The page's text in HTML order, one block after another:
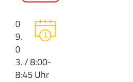
0
9.
0
3. / 8:00-
8:45 Uhr